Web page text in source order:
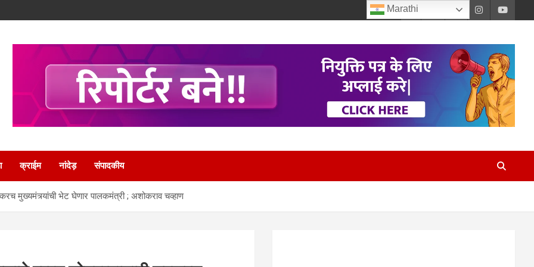
क्राईम नांदेड़ संपादकीय
मुख्यमंत्र्यांची भेट घेणार पालकमंत्री ; अशोकराव चव्हाण
Marathi